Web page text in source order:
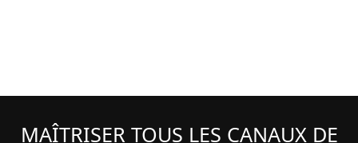
MAÎTRISER TOUS LES CANAUX DE